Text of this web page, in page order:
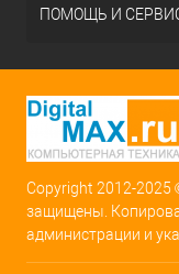
ПОМОЩЬ И
Copyright 2012-2025
защищены.
администрации и